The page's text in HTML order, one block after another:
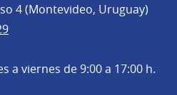
4 (Montevideo, Uruguay)
a viernes de 9:00 a 17:00 h.